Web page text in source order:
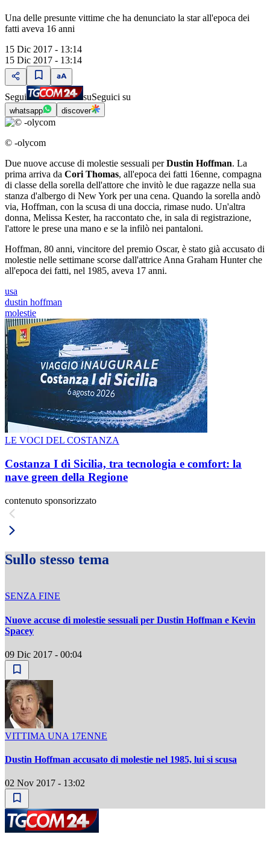
Una delle presunte vittime che ha denunciato la star all'epoca dei
fatti aveva 16 anni
15 Dic 2017 - 13:14
15 Dic 2017 - 13:14
Segui suSeguici su
whatsapp discover
© -olycom
Due nuove accuse di molestie sessuali perDustin Hoffman. La
prima arriva da Cori Thomas, all'epoca dei fatti 16enne, compagna
di classe della sorella dell'attore che invitò le due ragazze nella sua
stanza d'albergo di New York per una cena. Quando la sorella andò
via, Hoffman, con la scusa di una doccia, rimase nudo. Un'altra
donna, Melissa Kester, ha raccontato che, in sala di registrazione,
l'attore le prese una mano e se la infilò nei pantaloni.
Hoffman, 80 anni, vincitore del premio Oscar, è stato già accusato di
molestie nelle settimane scorse dall'attrice Anna Graham Hunter che
all'epoca dei fatti, nel 1985, aveva 17 anni.
usa
dustin hoffman
molestie
LE VOCI DEL COSTANZA
Costanza I di Sicilia, tra tecnologia e comfort: la
nave green della Regione
contenuto sponsorizzato
Sullo stesso tema
SENZA FINE
Nuove accuse di molestie sessuali per Dustin Hoffman e Kevin
Spacey
09 Dic 2017 - 00:04
VITTIMA UNA 17ENNE
Dustin Hoffman accusato di molestie nel 1985, lui si scusa
02 Nov 2017 - 13:02